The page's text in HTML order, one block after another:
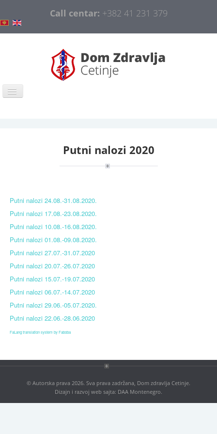
Call centar: +382 41 231 379
Opšte informacije
Javne nabavke
Blog
Kontakt
Tenderi
ISO 9001:2016
Putni nalozi 2020
Putni nalozi 24.08.-31.08.2020.
Putni nalozi 17.08.-23.08.2020.
Putni nalozi 10.08.-16.08.2020.
Putni nalozi 01.08.-09.08.2020.
Putni nalozi 27.07.-31.07.2020
Putni nalozi 20.07.-26.07.2020
Putni nalozi 15.07.-19.07.2020
Putni nalozi 06.07.-14.07.2020
Putni nalozi 29.06.-05.07.2020.
Putni nalozi 22.06.-28.06.2020
FaLang translation system by Faboba
© Autorska prava 2026. Sva prava zadržana, Dom zdravlja Cetinje.
Dizajn i razvoj web sajta: DAA Montenegro.